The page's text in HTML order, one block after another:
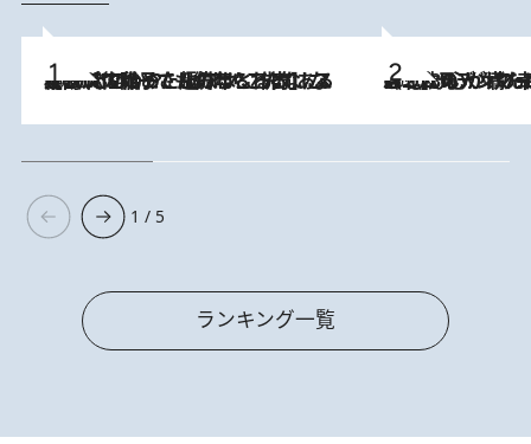
2026.8.5
【阿川佐和子さんの年とる力】なぜ70代で始めた趣味は“こんなに楽しい”のか？ ピアノ、俳句…スランプに陥っても続けられる“ある秘訣”とは 2026.8.8
《北欧の人々の幸福度が高いのは…》元デンマーク親善大使が出会った“心が満たされる暮らし”「いいかげんにヒュッゲしなさい！」
1 / 5
ランキング一覧